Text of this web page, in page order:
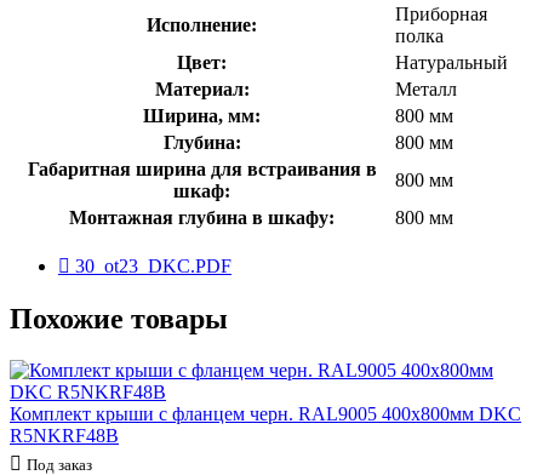
Исполнение:
Приборная
полка
Цвет:
Натуральный
Материал:
Металл
Ширина, мм:
800 мм
Глубина:
800 мм
Габаритная ширина для встраивания в
шкаф:
800 мм
Монтажная глубина в шкафу:
800 мм
30_ot23_DKC.PDF
Похожие товары
Комплект крыши с фланцем черн. RAL9005 400х800мм DKC
R5NKRF48B
Под заказ